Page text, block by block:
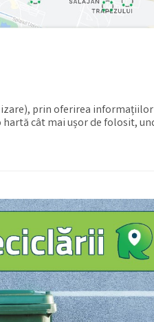
prin oferirea informațiilor
cât mai ușor de folosit,